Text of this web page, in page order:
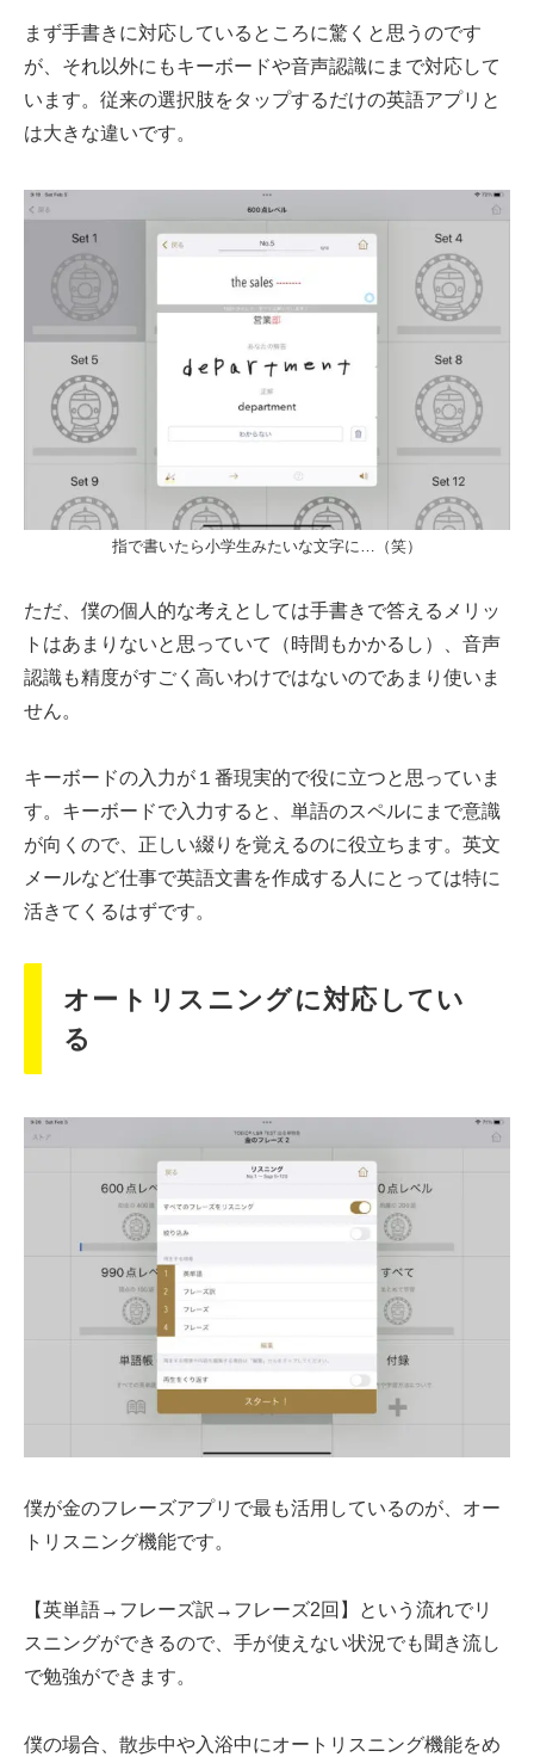
まず手書きに対応しているところに驚くと思うのです
が、それ以外にもキーボードや音声認識にまで対応して
います。従来の選択肢をタップするだけの英語アプリと
は大きな違いです。
指で書いたら小学生みたいな文字に…（笑）
ただ、僕の個人的な考えとしては手書きで答えるメリッ
トはあまりないと思っていて（時間もかかるし）、音声
認識も精度がすごく高いわけではないのであまり使いま
せん。
キーボードの入力が１番現実的で役に立つと思っていま
す。キーボードで入力すると、単語のスペルにまで意識
が向くので、正しい綴りを覚えるのに役立ちます。英文
メールなど仕事で英語文書を作成する人にとっては特に
活きてくるはずです。
オートリスニングに対応してい
る
僕が金のフレーズアプリで最も活用しているのが、オー
トリスニング機能です。
【英単語→フレーズ訳→フレーズ2回】という流れでリ
スニングができるので、手が使えない状況でも聞き流し
で勉強ができます。
僕の場合、散歩中や入浴中にオートリスニング機能をめ